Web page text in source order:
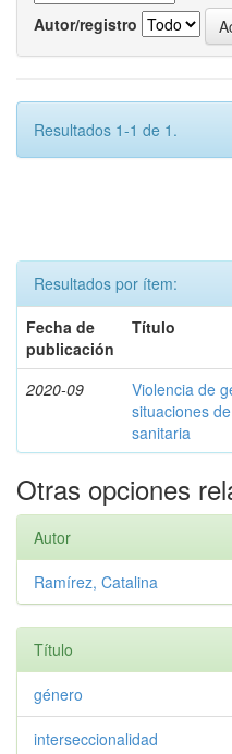
Autor/registro
Resultados 1-1 de 1.
Resultados por ítem:
Fecha de
publicación
Título
2020-09
Violencia de
situaciones
sanitaria
Otras opciones
Autor
Ramírez, Catalina
Título
género
interseccionalidad